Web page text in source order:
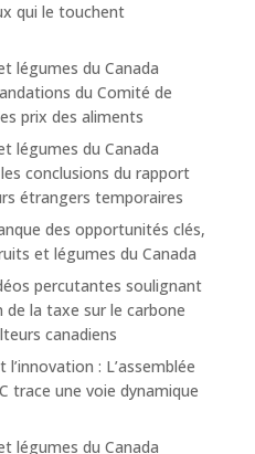
qui le touchent
légumes du Canada
du Comité de
prix des aliments
légumes du Canada
conclusions du rapport
étrangers temporaires
des opportunités clés,
et légumes du Canada
percutantes soulignant
de la taxe sur le carbone
canadiens
: L’assemblée
trace une voie dynamique
légumes du Canada